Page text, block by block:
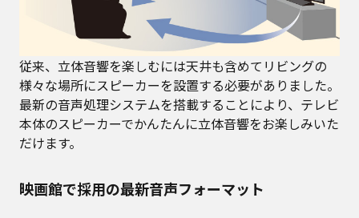
従来、立体音響を楽しむには天井も含めてリビングの
様々な場所にスピーカーを設置する必要がありました。
最新の音声処理システムを搭載することにより、テレビ
本体のスピーカーでかんたんに立体音響をお楽しみいた
だけます。
映画館で採用の最新音声フォーマット